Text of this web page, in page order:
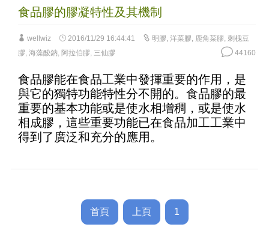
食品膠的膠凝特性及其機制
wellwiz 2016/11/29 16:44:41 明膠 洋菜膠 鹿角菜膠 刺槐豆
膠 海藻酸鈉 阿拉伯膠 三仙膠 44160
食品膠能在食品工業中發揮重要的作用，是
與它的獨特功能特性分不開的。食品膠的最
重要的基本功能或是使水相增稠，或是使水
相成膠，這些重要功能已在食品加工工業中
得到了廣泛和充分的應用。
首頁 上頁 1